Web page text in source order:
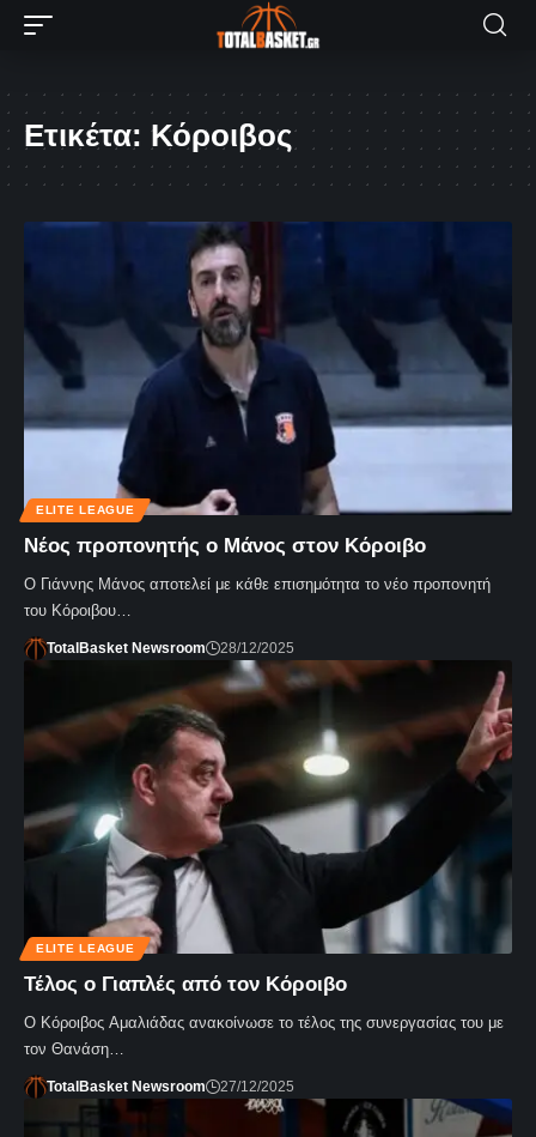
Ετικέτα: Κόροιβος
ELITE LEAGUE
Νέος προπονητής ο Μάνος στον Κόροιβο
Ο Γιάννης Μάνος αποτελεί με κάθε επισημότητα το νέο προπονητή
του Κόροιβου…
TotalBasket Newsroom 28/12/2025
ELITE LEAGUE
Τέλος ο Γιαπλές από τον Κόροιβο
Ο Κόροιβος Αμαλιάδας ανακοίνωσε το τέλος της συνεργασίας του με
τον Θανάση…
TotalBasket Newsroom 27/12/2025